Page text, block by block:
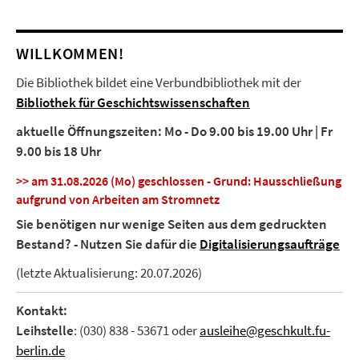
WILLKOMMEN!
Die Bibliothek bildet eine Verbundbibliothek mit der
Bibliothek für Geschichtswissenschaften
aktuelle Öffnungszeiten: Mo - Do 9.00 bis 19.00 Uhr | Fr
9.00 bis 18 Uhr
>> am 31.08.2026 (Mo) geschlossen - Grund: Hausschließung
aufgrund von Arbeiten am Stromnetz
Sie benötigen nur wenige Seiten aus dem gedruckten
Bestand? - Nutzen Sie dafür die Digitalisierungsaufträge
(letzte Aktualisierung: 20.07.2026)
Kontakt:
Leihstelle: (030) 838 - 53671 oderausleihe@geschkult.fu-
berlin.de